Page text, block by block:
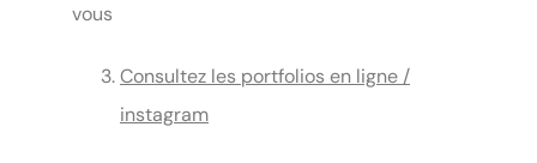
vous
Consultez les portfolios en ligne /
instagram